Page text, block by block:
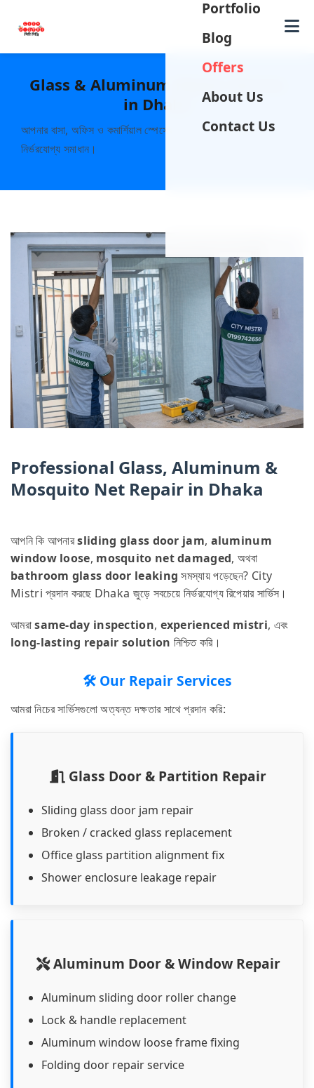
Portfolio
Blog
Offers
About Us
Contact Us
Glass & Aluminum Repair Service
in Dhaka
আপনার বাসা, অফিস ও কমার্শিয়াল স্পেসের গ্লাস ও অ্যালুমিনিয়ামের
নির্ভরযোগ্য সমাধান।
Professional Glass, Aluminum &
Mosquito Net Repair in Dhaka
আপনি কি আপনারsliding glass door jam, aluminum
window loose, mosquito net damaged, অথবা
bathroom glass door leaking সমস্যায় পড়েছেন? City
Mistri প্রদান করছে Dhaka জুড়ে সবচেয়ে নির্ভরযোগ্য রিপেয়ার সার্ভিস।
আমরাsame-day inspection, experienced mistri, এবং
long-lasting repair solution নিশ্চিত করি।
🛠️ Our Repair Services
আমরা নিচের সার্ভিসগুলো অত্যন্ত দক্ষতার সাথে প্রদান করি:
Glass Door & Partition Repair
Sliding glass door jam repair
Broken / cracked glass replacement
Office glass partition alignment fix
Shower enclosure leakage repair
Aluminum Door & Window Repair
Aluminum sliding door roller change
Lock & handle replacement
Aluminum window loose frame fixing
Folding door repair service